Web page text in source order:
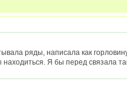
ряды, написала как
Я бы перед связала